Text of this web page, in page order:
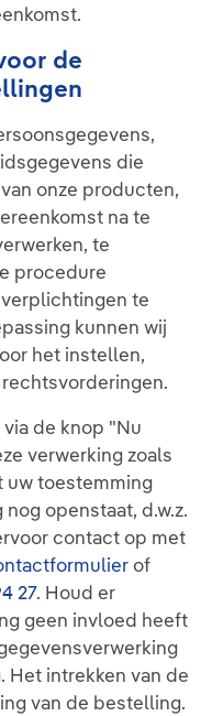
de
die
onze producten,
na te
te
procedure
te
kunnen wij
het instellen,
de knop "Nu
verwerking zoals
uw toestemming
openstaat, d.w.z.
contact op met
of
27. Houd er
geen invloed heeft
Het intrekken van de
van de bestelling.